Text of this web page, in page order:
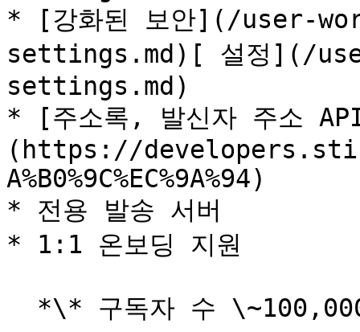
* [강화된 보안](/user-
settings.md)[ 설정](/
settings.md)
* [주소록, 발신자 주소
(https://
A%B0%9C%EC%9A%94)
* 전용 발송 서버
* 1:1 온보딩 지원